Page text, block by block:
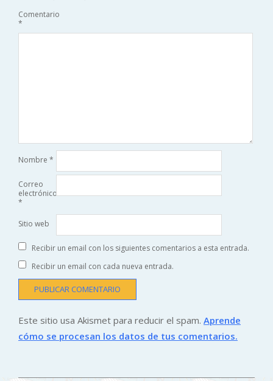
Comentario
*
Nombre *
Correo
electrónico
*
Sitio web
Recibir un email con los siguientes comentarios a esta entrada.
Recibir un email con cada nueva entrada.
Este sitio usa Akismet para reducir el spam. Aprende
cómo se procesan los datos de tus comentarios.